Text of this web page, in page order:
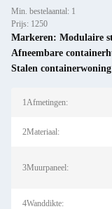
Min. bestelaantal: 1
Prijs: 1250
Markeren: Modulaire
Afneembare
Stalen
1Afmetingen:
2Materiaal:
3Muurpaneel:
4Wanddikte: